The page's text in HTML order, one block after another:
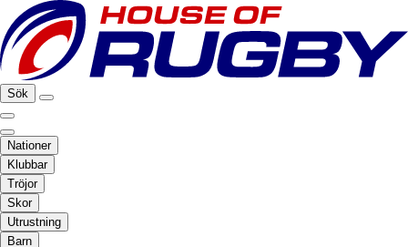
Sök
Nationer
Klubbar
Tröjor
Skor
Utrustning
Barn